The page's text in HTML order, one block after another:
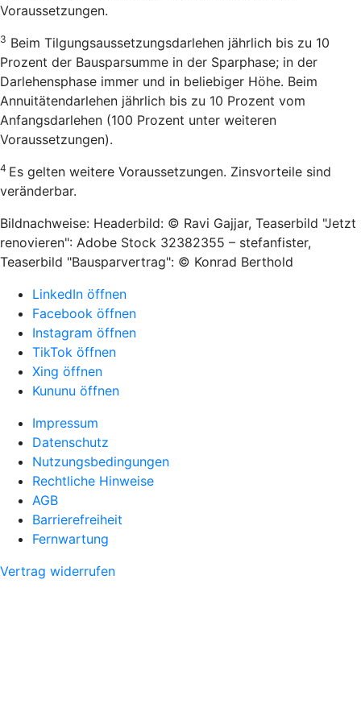
Voraussetzungen.
3 Beim Tilgungsaussetzungsdarlehen jährlich bis zu 10
Prozent der Bausparsumme in der Sparphase; in der
Darlehensphase immer und in beliebiger Höhe. Beim
Annuitätendarlehen jährlich bis zu 10 Prozent vom
Anfangsdarlehen (100 Prozent unter weiteren
Voraussetzungen).
4 Es gelten weitere Voraussetzungen. Zinsvorteile sind
veränderbar.
Bildnachweise: Headerbild: © Ravi Gajjar, Teaserbild "Jetzt
renovieren": Adobe Stock 32382355 – stefanfister,
Teaserbild "Bausparvertrag": © Konrad Berthold
LinkedIn öffnen
Facebook öffnen
Instagram öffnen
TikTok öffnen
Xing öffnen
Kununu öffnen
Impressum
Datenschutz
Nutzungsbedingungen
Rechtliche Hinweise
AGB
Barrierefreiheit
Fernwartung
Vertrag widerrufen